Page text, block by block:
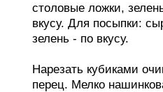
столовые ложки,
вкусу. Для посыпки:
зелень - по вкусу.
Нарезать кубиками
перец. Мелко